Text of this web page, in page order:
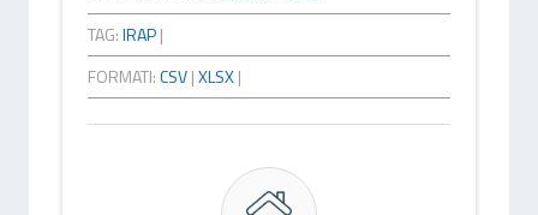
TAG:IRAP|
FORMATI:CSV|XLSX|